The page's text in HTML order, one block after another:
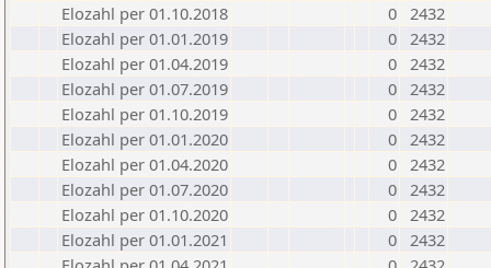
Elozahl per 01.10.2018
0 2432
Elozahl per 01.01.2019
0 2432
Elozahl per 01.04.2019
0 2432
Elozahl per 01.07.2019
0 2432
Elozahl per 01.10.2019
0 2432
Elozahl per 01.01.2020
0 2432
Elozahl per 01.04.2020
0 2432
Elozahl per 01.07.2020
0 2432
Elozahl per 01.10.2020
0 2432
Elozahl per 01.01.2021
0 2432